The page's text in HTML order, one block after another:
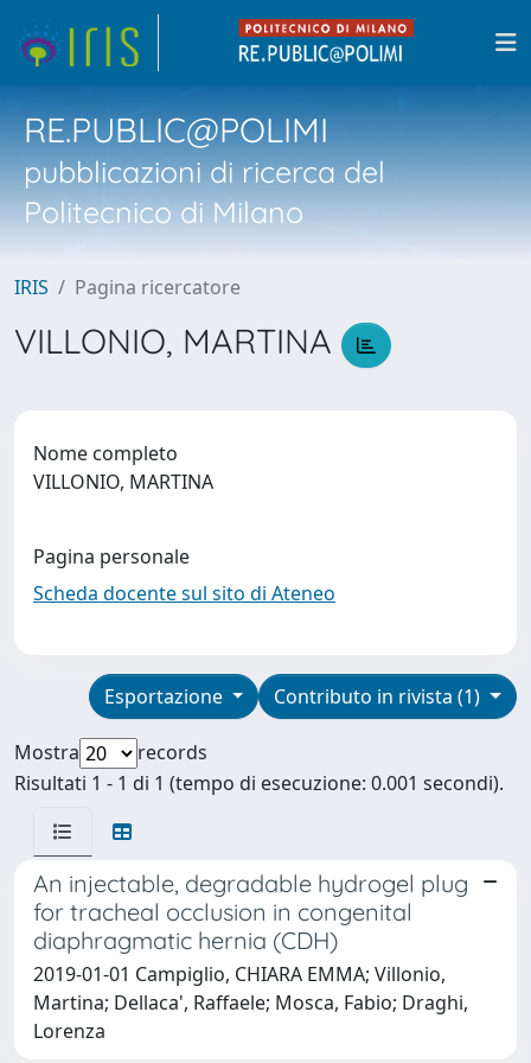
RE.PUBLIC@POLIMI
pubblicazioni di ricerca del
Politecnico di Milano
IRIS Pagina ricercatore
VILLONIO, MARTINA
Nome completo
VILLONIO, MARTINA
Pagina personale
Scheda docente sul sito di Ateneo
Contributo in rivista (1)
Esportazione
Mostra
records
Risultati 1 - 1 di 1 (tempo di esecuzione: 0.001 secondi).
An injectable, degradable hydrogel plug
for tracheal occlusion in congenital
diaphragmatic hernia (CDH)
2019-01-01 Campiglio, CHIARA EMMA; Villonio,
Martina; Dellaca', Raffaele; Mosca, Fabio; Draghi,
Lorenza